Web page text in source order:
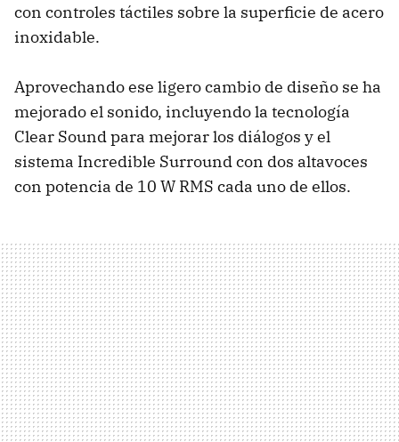
con controles táctiles sobre la superficie de acero
inoxidable.
Aprovechando ese ligero cambio de diseño se ha
mejorado el sonido, incluyendo la tecnología
Clear Sound para mejorar los diálogos y el
sistema Incredible Surround con dos altavoces
con potencia de 10 W RMS cada uno de ellos.